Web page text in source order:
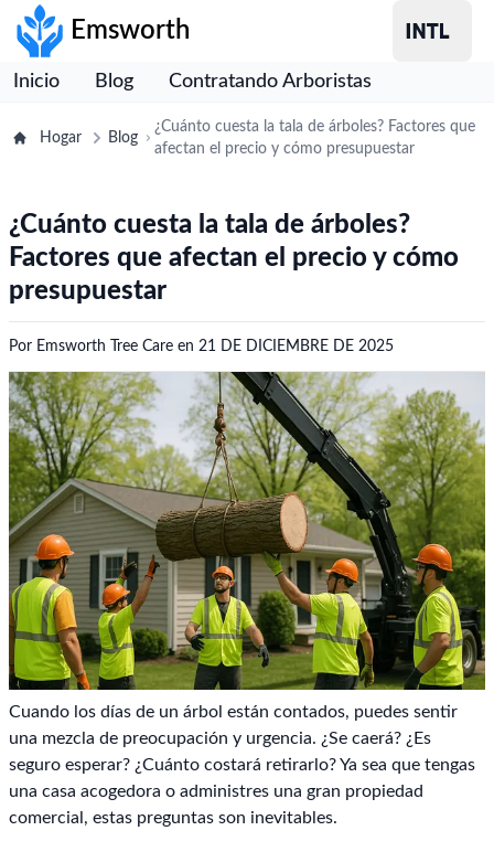
Emsworth
Inicio Blog Contratando Arboristas
Hogar Blog
¿Cuánto cuesta la tala de árboles? Factores que
afectan el precio y cómo presupuestar
¿Cuánto cuesta la tala de árboles?
Factores que afectan el precio y cómo
presupuestar
Por Emsworth Tree Care en 21 DE DICIEMBRE DE 2025
Cuando los días de un árbol están contados, puedes sentir
una mezcla de preocupación y urgencia. ¿Se caerá? ¿Es
seguro esperar? ¿Cuánto costará retirarlo? Ya sea que tengas
una casa acogedora o administres una gran propiedad
comercial, estas preguntas son inevitables.